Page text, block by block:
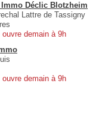
Immo Déclic Blotzheim
Lattre de Tassigny
ouvre demain à 9h
ouvre demain à 9h